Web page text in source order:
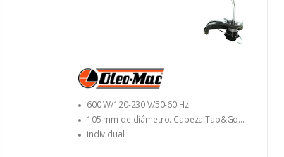
600 W/120-230 V/50-60 Hz
105 mm de diámetro. Cabeza Tap&Go
con 1.65 mm de diámetro. línea
individual